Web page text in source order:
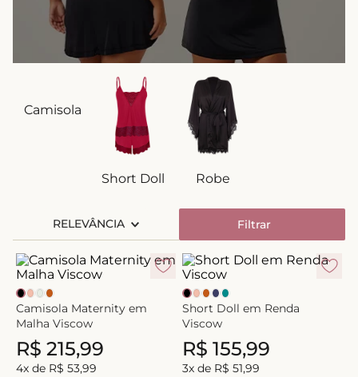
Camisola
Short Doll Robe
RELEVÂNCIA Filtrar
Camisola Maternity em
Malha Viscow
R$ 215,99
4x de R$ 53,99
Short Doll em Renda
Viscow
R$ 155,99
3x de R$ 51,99
triangulo
short doll